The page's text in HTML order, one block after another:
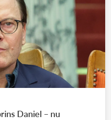
Daniel – nu